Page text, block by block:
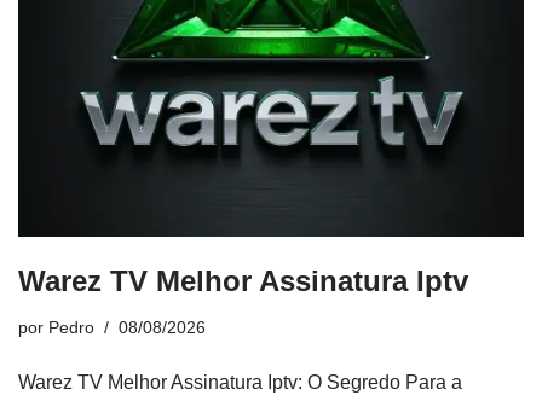
Warez TV Melhor Assinatura Iptv
por Pedro 08/08/2026
Warez TV Melhor Assinatura Iptv: O Segredo Para a